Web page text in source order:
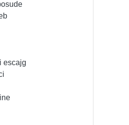
I ŠOLJICA
escajg